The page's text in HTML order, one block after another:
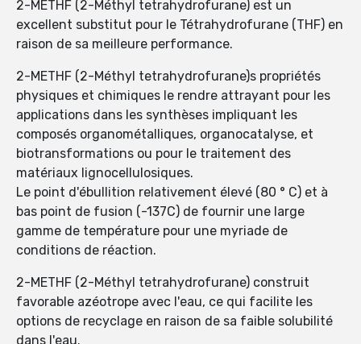
2-METHF (2-Méthyl tetrahydrofurane) est un
excellent substitut pour le Tétrahydrofurane (THF) en
raison de sa meilleure performance.
2-METHF (2-Méthyl tetrahydrofurane)s propriétés
physiques et chimiques le rendre attrayant pour les
applications dans les synthèses impliquant les
composés organométalliques, organocatalyse, et
biotransformations ou pour le traitement des
matériaux lignocellulosiques.
Le point d'ébullition relativement élevé (80 ° C) et à
bas point de fusion (-137C) de fournir une large
gamme de température pour une myriade de
conditions de réaction.
2-METHF (2-Méthyl tetrahydrofurane) construit
favorable azéotrope avec l'eau, ce qui facilite les
options de recyclage en raison de sa faible solubilité
dans l'eau.